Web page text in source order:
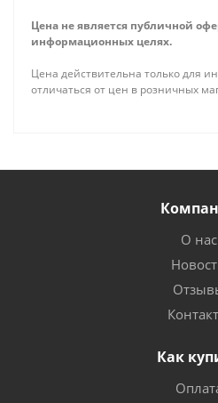
Цена не является публичной
информационных целях.
Цена действительна только для
отличаться от цен в розничных
О нас
Как